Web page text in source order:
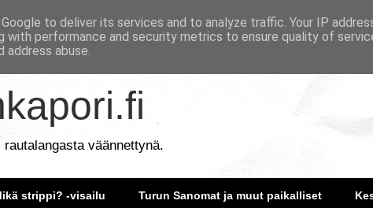
väännettynä.
strippi? -visailu Turun Sanomat ja muut paikalliset
to deliver its services and to analyze traffic. Your IP
with performance and security metrics to ensure quality of
abuse.